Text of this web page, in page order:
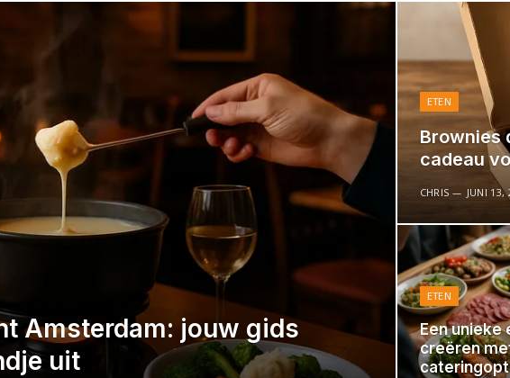
Amsterdam: jouw gids
uit
ETEN
Brownies
cadeau
CHRIS JUNI 13,
ETEN
Een unieke
creëren